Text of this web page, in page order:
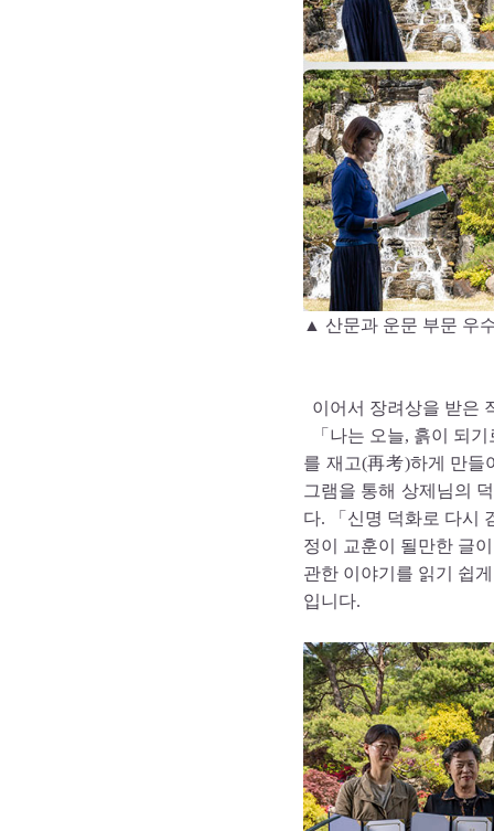
▲ 산문과 운문 부문 우
이어서 장려상을 받은
「나는 오늘, 흙이 되
를 재고(再考)하게 만들
그램을 통해 상제님의
다. 「신명 덕화로 다시
정이 교훈이 될만한 글
관한 이야기를 읽기 쉽
입니다.